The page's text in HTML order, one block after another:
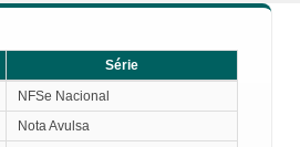
Série
Série
NFSe Nacional
Nota Avulsa